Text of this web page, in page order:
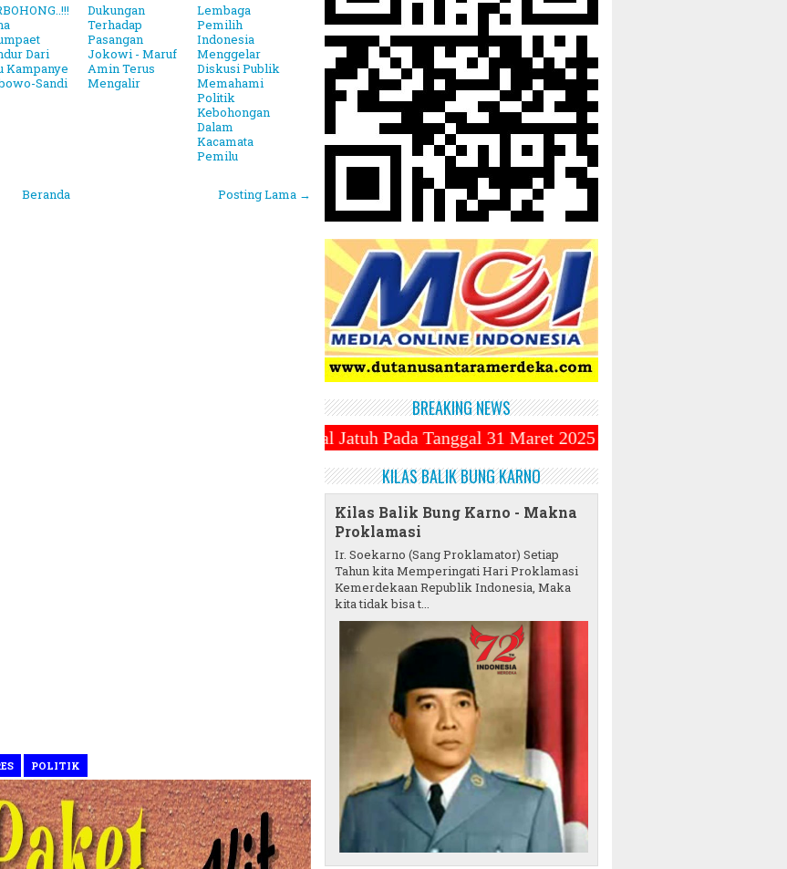
Dari
Kampanye
Sandi
Dukungan
Terhadap
Pasangan
Jokowi - Maruf
Amin Terus
Mengalir
Lembaga
Pemilih
Indonesia
Menggelar
Diskusi Publik
Memahami
Politik
Kebohongan
Dalam
Kacamata
Pemilu
Posting Lama →
Beranda
POLITIK
BREAKING NEWS
Maret 2025 ~||~ 1 Syawal Jatuh Pada Tanggal 31 Maret 2025 ~||~ Muhammadiyah Luncurkan
KILAS BALIK BUNG KARNO
Kilas Balik Bung Karno - Makna
Proklamasi
Ir. Soekarno (Sang Proklamator) Setiap
Tahun kita Memperingati Hari Proklamasi
Kemerdekaan Republik Indonesia, Maka
kita tidak bisa t...